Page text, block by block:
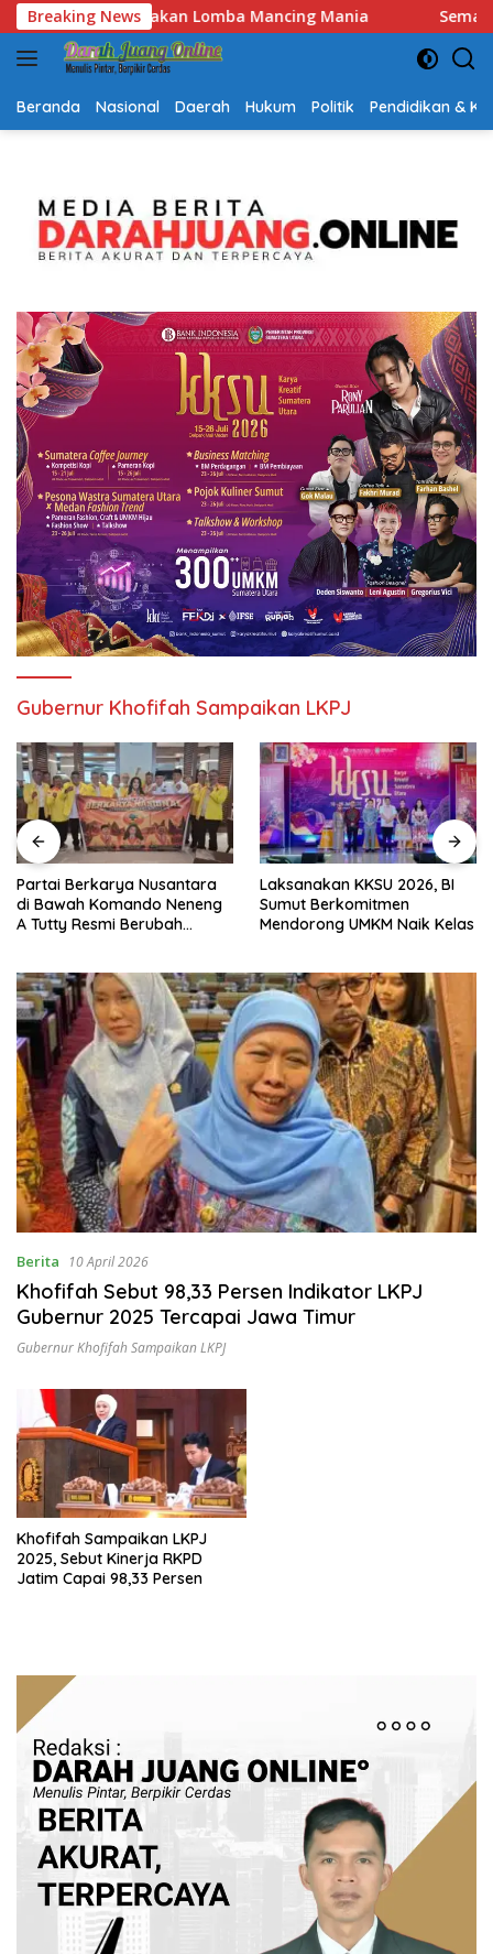
Langsung
ke
konten
Breaking NewsSemarak HUT RI dan Hari Jadi Kalsel, Gerak Jalan
Beranda Nasional Daerah Hukum Politik Pendidikan &
Gubernur Khofifah Sampaikan LKPJ
Partai Berkarya Nusantara
di Bawah Komando Neneng
A Tutty Resmi Berubah
Laksanakan KKSU 2026, BI
Sumut Berkomitmen
Mendorong UMKM Naik Kelas
Berita 10 April 2026
Khofifah Sebut 98,33 Persen Indikator LKPJ
Gubernur 2025 Tercapai Jawa Timur
Gubernur Khofifah Sampaikan LKPJ
Khofifah Sampaikan LKPJ
2025, Sebut Kinerja RKPD
Jatim Capai 98,33 Persen